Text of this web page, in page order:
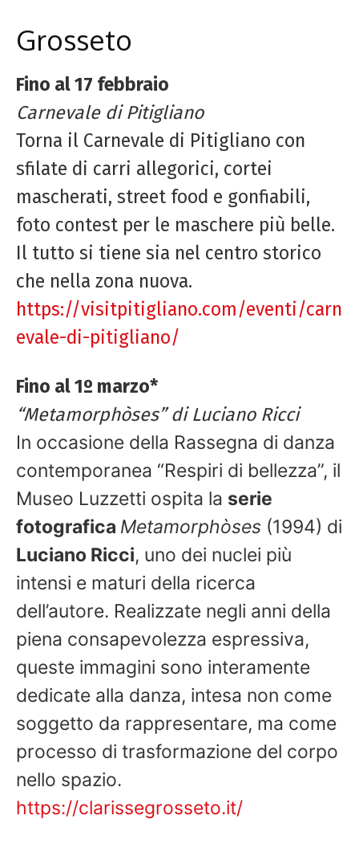
Grosseto
Fino al 17 febbraio
Carnevale di Pitigliano
Torna il Carnevale di Pitigliano con
sfilate di carri allegorici, cortei
mascherati, street food e gonfiabili,
foto contest per le maschere più belle.
Il tutto si tiene sia nel centro storico
che nella zona nuova.
https://visitpitigliano.com/eventi/carn
evale-di-pitigliano/
Fino al 1º marzo*
“Metamorphòses” di Luciano Ricci
In occasione della Rassegna di danza
contemporanea “Respiri di bellezza”, il
Museo Luzzetti ospita la serie
fotografica Metamorphòses (1994) di
Luciano Ricci, uno dei nuclei più
intensi e maturi della ricerca
dell’autore. Realizzate negli anni della
piena consapevolezza espressiva,
queste immagini sono interamente
dedicate alla danza, intesa non come
soggetto da rappresentare, ma come
processo di trasformazione del corpo
nello spazio.
https://clarissegrosseto.it/